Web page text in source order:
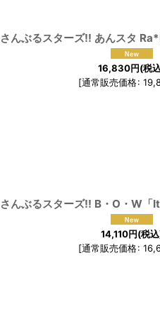
]
16,830円(税
[通常販売価格:
[ 191566]
14,110円(税
[通常販売価格: